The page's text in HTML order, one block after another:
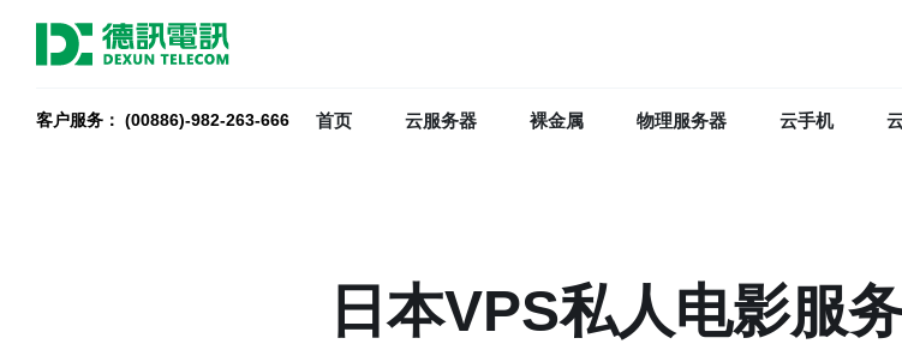
客户服务： (00886)-982-263-666 首页 云服务器 裸金属 物理服务器 云手机
日本VPS私人电影服